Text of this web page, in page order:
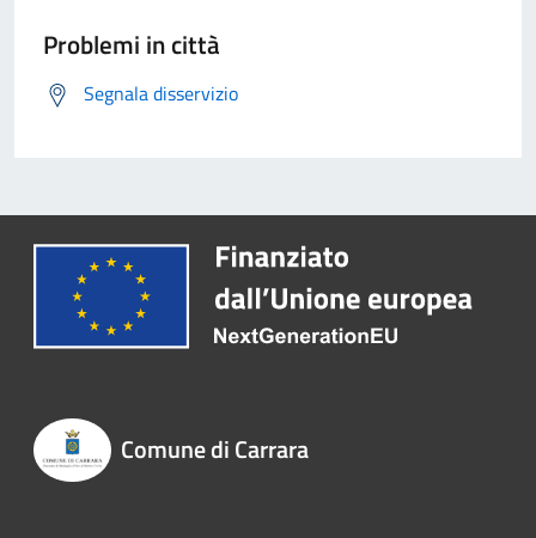
Problemi in città
Segnala disservizio
Comune di Carrara